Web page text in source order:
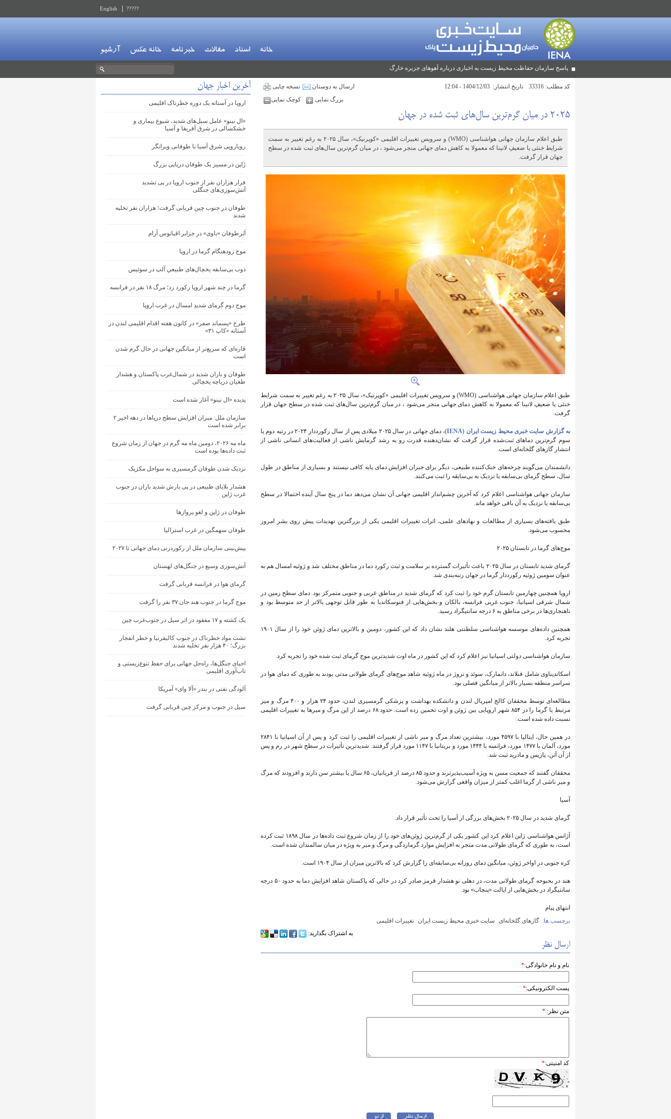
?????
English
خانه اسناد مقالات خبرنامه خانه عکس آرشیو
پاسخ سازمان حفاظت محیط زیست به اخباری درباره آهوهای جزیره خارگ
کد مطلب: تاریخ انتشار: نسخه چاپی
ارسال به دوستان
بزرگ نمایی
کوچک نمایی
۲۰۲۵ در میان گرم‌ترین سال‌های ثبت شده در جهان
طبق اعلام سازمان جهانی هواشناسی (WMO) و سرویس تغییرات اقلیمی «کوپرنیک»، سال ۲۰۲۵ به رغم تغییر به سمت
شرایط خنثی یا ضعیفِ لانینا که معمولا به کاهش دمای جهانی منجر می‌شود ، در میان گرم‌ترین سال‌های ثبت شده در سطح
جهان قرار گرفت.
طبق اعلام سازمان جهانی هواشناسی (WMO) و سرویس تغییرات اقلیمی «کوپرنیک»، سال ۲۰۲۵ به رغم تغییر به سمت شرایط
خنثی یا ضعیفِ لانینا که معمولا به کاهش دمای جهانی منجر می‌شود ، در میان گرم‌ترین سال‌های ثبت شده در سطح جهان قرار
گرفت.
به گزارش سایت خبری محیط زیست ایران (IENA)،
دمای جهانی در سال ۲۰۲۵ میلادی پس از سال رکورددار ۲۰۲۴ در رتبه دوم یا
سوم گرم‌ترین دماهای ثبت‌شده قرار گرفت که نشان‌دهنده‌ قدرت رو به رشد گرمایش ناشی از فعالیت‌های انسانی ناشی از
انتشار گازهای گلخانه‌ای است.
دانشمندان می‌گویند چرخه‌های خنک‌کننده‌ طبیعی، دیگر برای جبران افزایش دمای پایه کافی نیستند و بسیاری از مناطق در طول
سال، سطح گرمای بی‌سابقه یا نزدیک به بی‌سابقه را ثبت می‌کنند.
سازمان جهانی هواشناسی اعلام کرد که آخرین چشم‌انداز اقلیمی جهانی آن نشان می‌دهد دما در پنج سال آینده احتمالا در سطح
بی‌سابقه یا نزدیک به آن باقی خواهد ماند.
طبق یافته‌های بسیاری از مطالعات و نهادهای علمی، اثرات تغییرات اقلیمی یکی از بزرگترین تهدیدات پیش روی بشر امروز
محسوب می‌شود.
موج‌های گرما در تابستان ۲۰۲۵
گرمای شدید تابستان در سال ۲۰۲۵ باعث تأثیرات گسترده بر سلامت و ثبت رکورد دما در مناطق مختلف شد و ژوئیه امسال هم به
عنوان سومین ژوئیه رکورددار گرما در جهان رتبه‌بندی شد.
اروپا همچنین چهارمین تابستان گرم خود را ثبت کرد که گرمای شدید در مناطق غربی و جنوبی متمرکز بود. دمای سطح زمین در
شمال شرقی اسپانیا، جنوب غربی فرانسه، بالکان و بخش‌هایی از فنوسکاندیا به طور قابل توجهی بالاتر از حد متوسط ​​بود و
ناهنجاری‌ها در برخی مناطق به ۶ درجه سانتیگراد رسید.
همچنین داده‌های موسسه هواشناسی سلطنتی هلند نشان داد که این کشور، دومین و بالاترین دمای ژوئن خود را از سال ۱۹۰۱
تجربه کرد.
سازمان هواشناسی دولتی اسپانیا نیز اعلام کرد که این کشور در ماه اوت شدیدترین موج گرمای ثبت شده خود را تجربه کرد.
اسکاندیناوی شامل فنلاند، دانمارک، سوئد و نروژ در ماه ژوئیه شاهد موج‌های گرمای طولانی مدتی بودند به طوری که دمای هوا در
سراسر منطقه بسیار بالاتر از میانگین فصلی بود.
مطالعه‌ای توسط محققان کالج امپریال لندن و دانشکده بهداشت و پزشکی گرمسیری لندن، حدود ۲۴ هزار و ۴۰۰ مرگ و میر
مرتبط با گرما را در ۸۵۴ شهر اروپایی بین ژوئن و اوت تخمین زده است. حدود ۶۸ درصد از این مرگ و میرها به تغییرات اقلیمی
نسبت داده شده است.
در همین حال، ایتالیا با ۴۵۹۷ مورد، بیشترین تعداد مرگ و میر ناشی از تغییرات اقلیمی را ثبت کرد و پس از آن اسپانیا با ۲۸۴۱
مورد، آلمان با ۱۴۷۷ مورد، فرانسه با ۱۴۴۴ مورد و بریتانیا با ۱۱۴۷ مورد قرار گرفتند. شدیدترین تأثیرات در سطح شهر در رم و پس
از آن آتن، پاریس و مادرید ثبت شد.
محققان گفتند که جمعیت مسن به ویژه آسیب‌پذیرترند و حدود ۸۵ درصد از قربانیان، ۶۵ سال یا بیشتر سن دارند و افزودند که مرگ
و میر ناشی از گرما اغلب کمتر از میزان واقعی گزارش می‌شود.
آسیا
گرمای شدید در سال ۲۰۲۵ بخش‌های بزرگی از آسیا را تحت تأثیر قرار داد.
آژانس هواشناسی ژاپن اعلام کرد این کشور یکی از گرم‌ترین ژوئن‌های خود را از زمان شروع ثبت داده‌ها در سال ۱۸۹۸ ثبت کرده
است، به طوری که گرمای طولانی مدت منجر به افزایش موارد گرمازدگی و مرگ و میر به ویژه در میان سالمندان شده است.
کره جنوبی در اواخر ژوئن، میانگین دمای روزانه بی‌سابقه‌ای را گزارش کرد که بالاترین میزان از سال ۱۹۰۴ است.
هند در بحبوحه گرمای طولانی مدت، در دهلی نو هشدار قرمز صادر کرد در حالی که پاکستان شاهد افزایش دما به حدود ۵۰ درجه
سانتیگراد در بخش‌هایی از ایالت «پنجاب» بود.
انتهای پیام
برچسب ها: گازهای گلخانه‌ای سایت خبری محیط زیست ایران
تغییرات اقلیمی
به اشتراک بگذارید:
ارسال نظر
نام و نام خانوادگی:*
پست الکترونیکی:*
متن نظر: *
کد امنیتی:*
آخرین اخبار جهان
اروپا در آستانه یک دوره خطرناک اقلیمی
«ال نینو» عامل سیل‌های شدید، شیوع بیماری و
خشکسالی در شرق آفریقا و آسیا
رویارویی شرق آسیا با طوفانی ویرانگر
ژاپن در مسیر یک طوفان دریایی بزرگ
فرار هزاران نفر از جنوب اروپا در پی تشدید
آتش‌سوزی‌های جنگلی
طوفان در جنوب چین قربانی گرفت؛ هزاران نفر تخلیه
شدند
اَبَرطوفان «باوی» در جزایر اقیانوس آرام
موج زودهنگام گرما در اروپا
ذوب بی‌سابقه یخچال‌های طبیعیِ آلپ در سوئیس
گرما در چند شهر اروپا رکورد زد؛ مرگ ۱۸ نفر در فرانسه
موج دوم گرمای شدیدِ امسال در غرب اروپا
طرح «پسماند صفر» در کانون هفته اقدام اقلیمی لندن در
آستانه «کاپ ۳۱»
قاره‌ای که سریع‌تر از میانگین جهانی در حال گرم شدن
است
طوفان و باران شدید در شمال‌غرب پاکستان و هشدار
طغیان دریاچه یخچالی
پدیده «ال نینو» آغاز شده است
سازمان ملل: میزان افزایش سطح دریاها در دهه اخیر ۲
برابر شده است
ماه مه ۲۰۲۶، دومین ماه مه گرم در جهان از زمان شروع
ثبت داده‌ها بوده است
نزدیک شدن طوفان گرمسیری به سواحل مکزیک
هشدار بلایای طبیعی در پی بارش شدید باران در جنوب
غرب ژاپن
طوفان در ژاپن و لغو پروازها
طوفان سهمگین در غرب استرالیا
پیش‌بینی سازمان ملل از رکوردزنی دمای جهانی تا ۲۰۲۷
آتش‌سوزی وسیع در جنگل‌های لهستان
گرمای هوا در فرانسه قربانی گرفت
موج گرما در جنوب هند جان ۳۷ نفر را گرفت
یک کشته و ۱۷ مفقود در اثر سیل در جنوب‌غرب چین
نشت مواد خطرناک در جنوب کالیفرنیا و خطر انفجار
بزرگ؛ ۴۰ هزار نفر تخلیه شدند
احیای جنگل‌ها، راه‌حل جهانی برای حفظ تنوع‌زیستی و
تاب‌آوری اقلیمی
آلودگی نفتی در بندر «آلا وای» آمریکا
سیل در جنوب و مرکز چین قربانی گرفت